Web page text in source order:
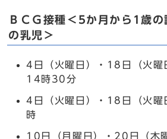
ＢＣＧ接種＜5か月から1歳
の乳児＞
4日（火曜日）・18日（火
14時30分
4日（火曜日）・18日（火
時
10日（月曜日）・20日（木